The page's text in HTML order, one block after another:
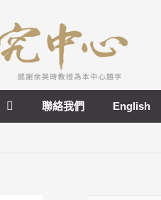
聯絡我們 English